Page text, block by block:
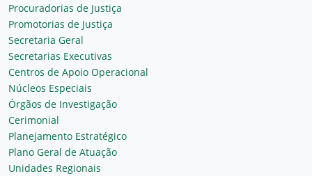
Procuradorias de Justiça
Promotorias de Justiça
Secretaria Geral
Secretarias Executivas
Centros de Apoio Operacional
Núcleos Especiais
Órgãos de Investigação
Cerimonial
Planejamento Estratégico
Plano Geral de Atuação
Unidades Regionais